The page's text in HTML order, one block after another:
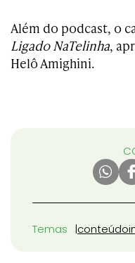
Além do podcast, o
Ligado NaTelinha,
Helô Amighini.
Temas conteúdo